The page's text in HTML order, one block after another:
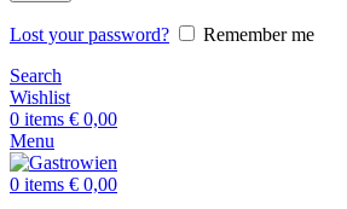
Lost your password?
Remember me
Search
Wishlist
0 items € 0,00
Menu
0 items € 0,00